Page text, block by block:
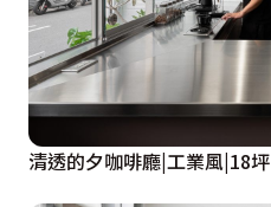
清透的夕咖啡廳|工業風|18坪